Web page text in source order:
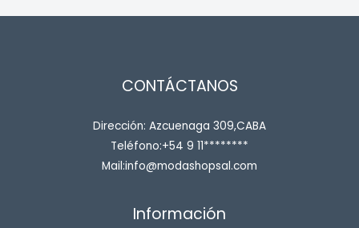
CONTÁCTANOS
Dirección: Azcuenaga 309,CABA
Teléfono:+54 9 11********
Mail:info@modashopsal.com
Información